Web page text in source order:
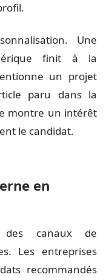
Une
finit à la
un projet
paru dans la
montre un intérêt
le candidat.
en
des canaux de
Les entreprises
recommandés